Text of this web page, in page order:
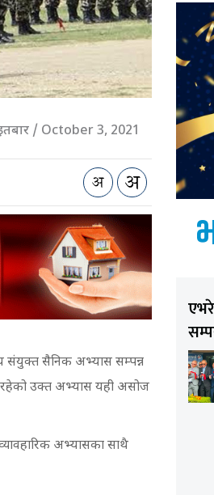
/ October 3, 2021
संयुक्त सैनिक अभ्यास सम्पन्न
रहेको उक्त अभ्यास यही असोज
अभ्यासका साथै